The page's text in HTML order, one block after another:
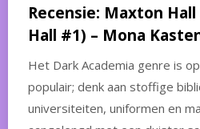
Recensie: Maxton
Hall #1) – Mona
Het Dark Academia genre is
populair; denk aan stoffige
universiteiten, uniformen en